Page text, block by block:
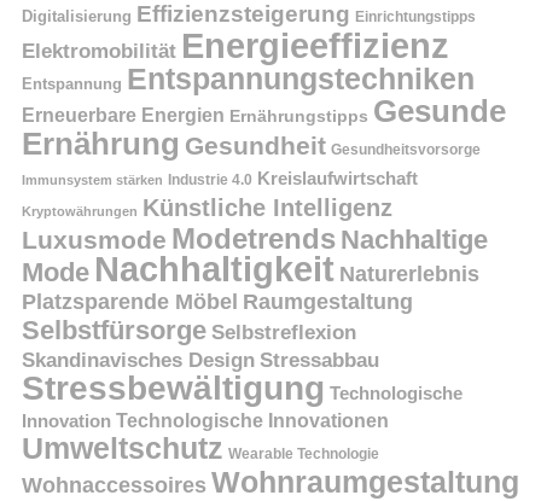
Digitalisierung Effizienzsteigerung Einrichtungstipps
Elektromobilität Energieeffizienz
Entspannung Entspannungstechniken
Erneuerbare Energien Ernährungstipps Gesunde
Ernährung Gesundheit Gesundheitsvorsorge
Immunsystem stärken Industrie 4.0 Kreislaufwirtschaft
Kryptowährungen Künstliche Intelligenz
Luxusmode Modetrends Nachhaltige
Mode Nachhaltigkeit Naturerlebnis
Platzsparende Möbel Raumgestaltung
Selbstfürsorge Selbstreflexion
Skandinavisches Design Stressabbau
Stressbewältigung Technologische
Innovation Technologische Innovationen
Umweltschutz Wearable Technologie
Wohnaccessoires Wohnraumgestaltung